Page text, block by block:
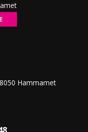
Hammamet